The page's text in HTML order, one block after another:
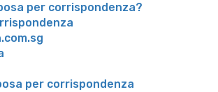
per corrispondenza?
per corrispondenza